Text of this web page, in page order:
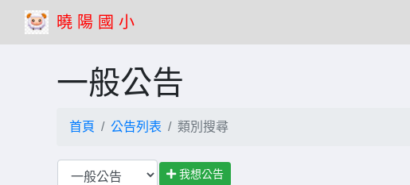
曉 陽 國 小
一般公告
首頁 公告列表 類別搜尋
我想公告